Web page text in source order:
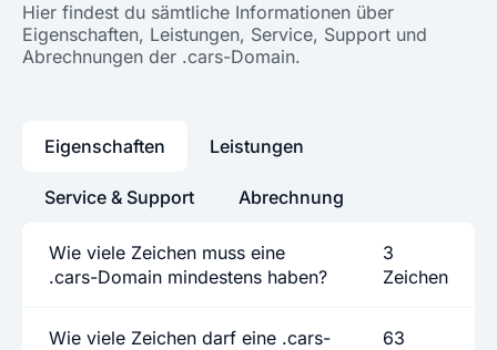
Hier findest du sämtliche Informationen über
Eigenschaften, Leistungen, Service, Support und
Abrechnungen der .cars-Domain.
Eigenschaften
Wie viele Zeichen muss eine
.cars-Domain mindestens haben?
3
Zeichen
Wie viele Zeichen darf eine .cars-
63
Leistungen
Service & Support Abrechnung